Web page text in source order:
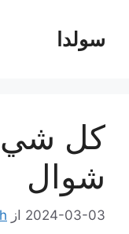
محتواسولدا
كل
شوال
2024-03-03 از